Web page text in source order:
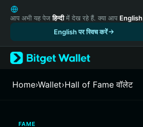
English
日本語
Русский
Español (Latinoamérica)
Türkçe
Italiano
आप अभी यह पेजहिन्दीमें देख रहे हैं. क्या आप English
English पर स्विच करें
Home›Wallet›Hall of Fame वॉलेट
FAME